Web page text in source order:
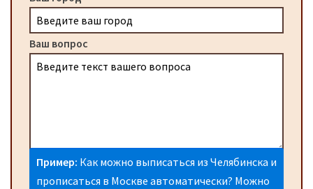
Ваш вопрос
Пример: Как можно выписаться из Челябинска и
прописаться в Москве автоматически? Можно